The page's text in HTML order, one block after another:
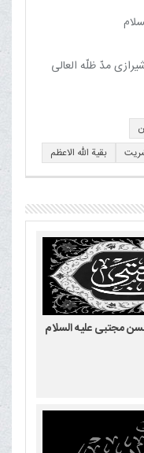
مدّ ظلّه العالی
بقیة الله الاعظم
مجتبی علیه السلام